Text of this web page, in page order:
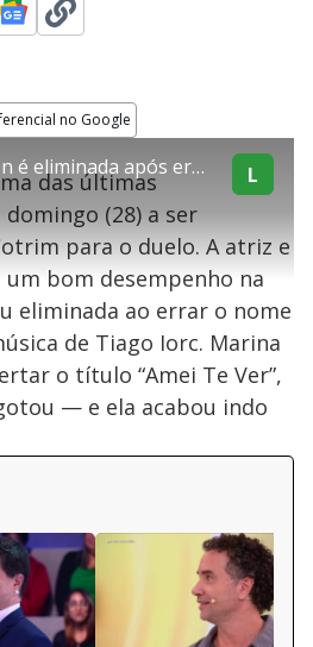
no Google
explore
bloqueado
está tentando assisitr é de exibição
território brasileiro :-(
Marina Person é eliminada após errar nome completo de música de Tiago Iorc L
das últimas
(28) a ser
para o duelo. A atriz e
bom desempenho na
eliminada ao errar o nome
de Tiago Iorc. Marina
o título “Amei Te Ver”,
— e ela acabou indo